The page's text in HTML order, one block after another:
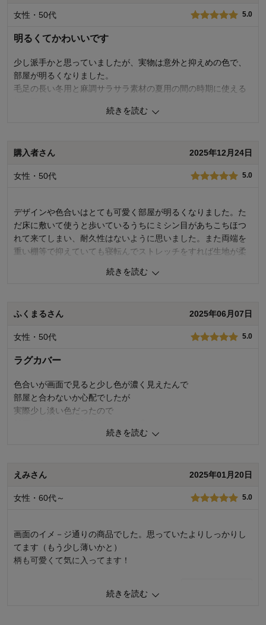
女性・50代 5.0
明るくてかわいいです
少し派手かと思っていましたが、実物は意外と抑えめの色で、
部屋が明るくなりました。
毛足の長い冬用と麻調サラサラ素材の夏用の間の時期に使える
購入商品： フラワー, 約１９０×２４０
使用場所：
リビング
購入のきっかけ： 買い替え、ネットで見つけて
商品を使う人： 自分、配偶者
続きを読む
購入者さん 2025年12月24日
女性・50代 5.0
デザインや色合いはとても可愛く部屋が明るくなりました。た
だ床に敷いて使うと歩いているうちにミシン目があちこちほつ
れて来てしまい、耐久性はないように思いました。また両端を
重い棚等で抑えていても寝転んでストレッチをすれば生地が柔
使用感・使いやすさ
使用場所： 寝室
購入のきっかけ：
買い替え
商品を使う人： 自分
続きを読む
ふくまるさん 2025年06月07日
女性・50代 5.0
ラグカバー
色合いが画面で見ると少し色が濃く見えたんで
部屋と合わないか心配でしたが
実際少し淡い色だったので
使用感・使いやすさ
購入商品： フラワー, 約１９０×２４０
使用場所：
購入のきっかけ：
商品を使う人： 自分
続きを読む
えみさん 2025年01月20日
女性・60代～ 5.0
画面のイメ－ジ通りの商品でした。思っていたよりしっかりし
てます（もう少し薄いかと）
柄も可愛くて気に入ってます！
続きを読む